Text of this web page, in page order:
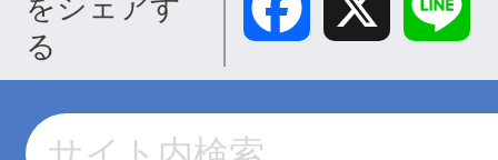
をシェアす
る